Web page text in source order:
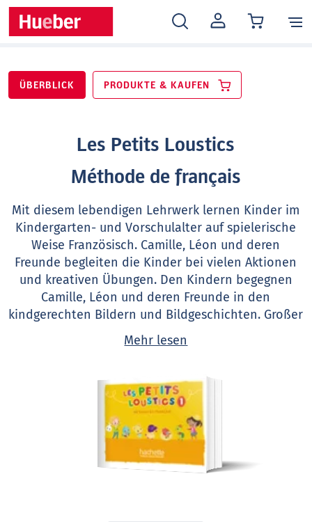
MEIN
KONTO
ÜBERBLICK PRODUKTE & KAUFEN
Les Petits Loustics
Méthode de français
Mit diesem lebendigen Lehrwerk lernen Kinder im
Kindergarten- und Vorschulalter auf spielerische
Weise Französisch. Camille, Léon und deren
Freunde begleiten die Kinder bei vielen Aktionen
und kreativen Übungen. Den Kindern begegnen
Camille, Léon und deren Freunde in den
kindgerechten Bildern und Bildgeschichten. Großer
Wert wird auf das Hörverständnis gelegt.
Mehr lesen